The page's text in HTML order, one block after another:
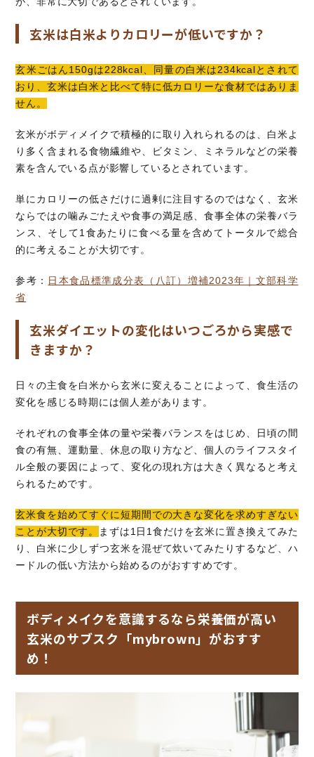
玄米は白米よりカロリーが低いですか？
玄米ごはん150gは228kcal、同量の白米は234kcalとされて
おり、玄米は白米と比べて特に低カロリーな食材ではありま
せん。
玄米がボディメイクで積極的に取り入れられるのは、白米よ
り多く含まれる食物繊維や、ビタミン、ミネラルなどの栄養
素を含んでいる点が影響しているとされています。
単にカロリーの低さだけに過剰に注目するのではなく、玄米
ならではの噛みごたえや食事の満足感、食事全体の栄養バラ
ンス、そして1食あたりに食べる量を含めてトータルで総合
的に考えることが大切です。
参考： 日本食品標準成分表（八訂）増補2023年｜文部科学
省
玄米ダイエットの変化はいつごろから実感で
きますか？
日々の主食を白米から玄米に変えることによって、食生活の
変化を感じる時期には個人差があります。
それぞれの食事全体の量や栄養バランスをはじめ、日頃の間
食の有無、運動量、休息の取り方など、個人のライフスタイ
ル全般の要因によって、変化の現れ方は大きく異なると考え
られるためです。
玄米食を始めてすぐに短期間での大きな変化を求めすぎない
ことが大切です。
まずは1日1食だけを玄米に置き換えてみた
り、白米に少しずつ玄米を混ぜて炊いてみたりするなど、ハ
ードルの低い方法から始めるのがおすすめです。
ボディメイクを意識するなら栄養価が高い
玄米のサブスク「mybrown」がおすす
め！